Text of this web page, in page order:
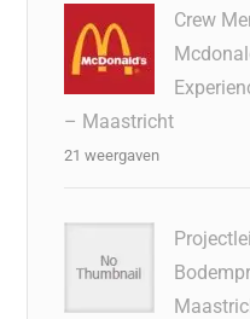
Crew
– Maastricht
21 weergaven